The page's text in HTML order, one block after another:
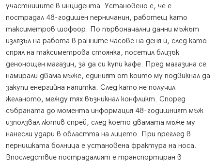
участниците в инцидента. Установено е, че е
пострадал 48-годишен перничанин, работещ като
таксиметров шофьор. По първоначални данни мъжът
излязъл на работа в ранните часове на деня и, след като
спрял на таксиметрова стоянка, посетил близък
денонощен магазин, за да си купи кафе. Пред магазина се
намирали двама мъже, единият от които му подвикнал да
закупи енергийна напитка. След като не получил
желаното, между тях възникнал конфликт. Според
събраната до момента информация 48-годишният мъж
използвал лютив спрей, след което двамата мъже му
нанесли удари в областта на лицето. При преглед в
пернишката болница е установена фрактура на носа.
Впоследствие пострадалият е транспортиран в